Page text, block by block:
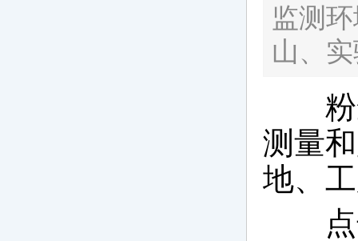
监测
山、
粉尘
测量
地、
点击